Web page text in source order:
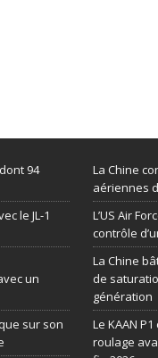
94
le JL-1
un
sur son
La Chine
aériennes
L’US Air
contrôle
La Chine
de
génération
Le KAAN
roulage